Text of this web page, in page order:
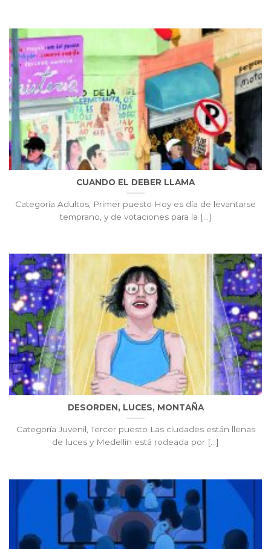
CUANDO EL DEBER LLAMA
Categoría Adultos, Primer puesto Hoy es día de levantarse
temprano, y de votaciones para la [...]
DESORDEN, LUCES, MONTAÑA
Categoría Juvenil, Tercer puesto Las ciudades están llenas
de luces y Medellín está rodeada por [...]